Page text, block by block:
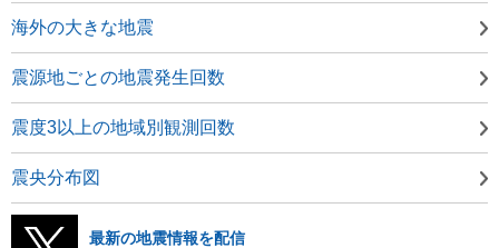
海外の大きな地震
震源地ごとの地震発生回数
震度3以上の地域別観測回数
震央分布図
最新の地震情報を配信